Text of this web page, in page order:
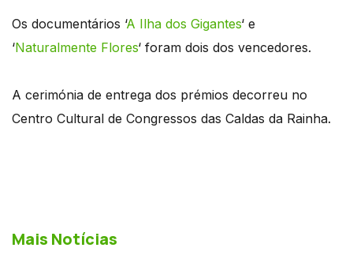
Os documentários ‘A Ilha dos Gigantes‘ e
‘Naturalmente Flores‘ foram dois dos vencedores.
A cerimónia de entrega dos prémios decorreu no
Centro Cultural de Congressos das Caldas da Rainha.
Mais Notícias